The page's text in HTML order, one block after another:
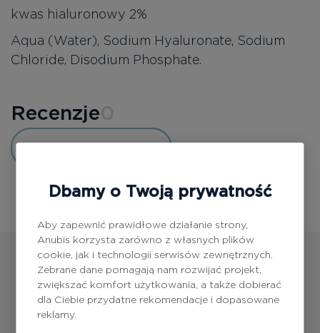
kwas hialuronowy 2%
Aqua (Water), Sodium Hyaluronate, Sodium
Chloride, Disodium Phosphate.
Recenzje
Dbamy o Twoją prywatność
Aby zapewnić prawidłowe działanie strony,
Anubis korzysta zarówno z własnych plików
cookie, jak i technologii serwisów zewnętrznych.
Zebrane dane pomagają nam rozwijać projekt,
zwiększać komfort użytkowania, a także dobierać
dla Ciebie przydatne rekomendacje i dopasowane
reklamy.